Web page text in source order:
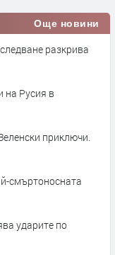
Още новини
разкрива
на Русия в
приключи.
смъртоносната
ударите по